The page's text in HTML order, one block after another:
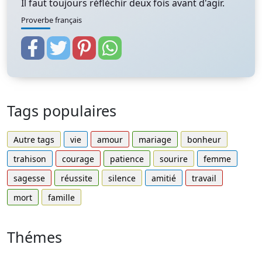
Il faut toujours réfléchir deux fois avant d'agir.
Proverbe français
Tags populaires
Autre tags vie amour mariage
bonheur
trahison
courage patience sourire
femme
sagesse
réussite silence amitié
travail
mort
famille
Thémes